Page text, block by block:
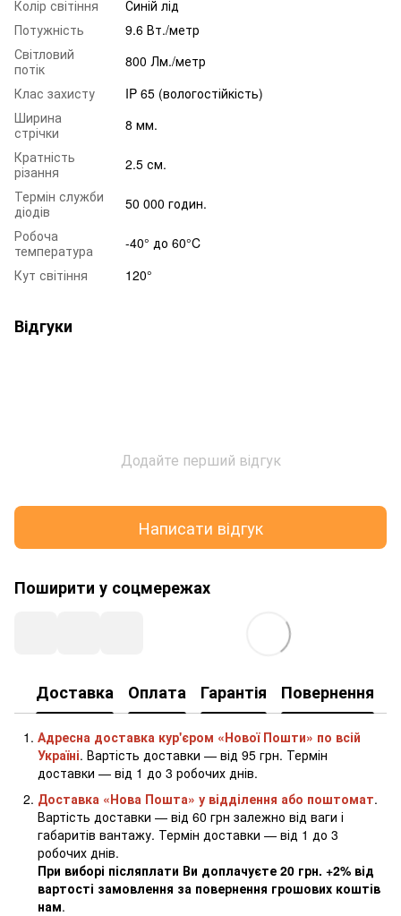
Колір світіння
Синій лід
Потужність
9.6 Вт./метр
Світловий
потік
800 Лм./метр
Клас захисту
IP 65 (вологостійкість)
Ширина
стрічки
8 мм.
Кратність
різання
2.5 см.
Термін служби
діодів
50 000 годин.
Робоча
температура
-40° до 60°C
Кут світіння
120°
Відгуки
Додайте перший відгук
Написати відгук
Поширити у соцмережах
Доставка Оплата Гарантія Повернення
Адресна доставка кур'єром «Нової Пошти» по всій
Україні. Вартість доставки — від 95 грн. Термін
доставки — від 1 до 3 робочих днів.
Доставка «Нова Пошта» у відділення або поштомат.
Вартість доставки — від 60 грн залежно від ваги і
габаритів вантажу. Термін доставки — від 1 до 3
робочих днів.
При виборі післяплати Ви доплачуєте 20 грн. +2% від
вартості замовлення за повернення грошових коштів
нам.